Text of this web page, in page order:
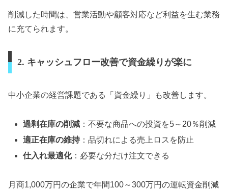
削減した時間は、営業活動や顧客対応など利益を生む業務
に充てられます。
2. キャッシュフロー改善で資金繰りが楽に
中小企業の経営課題である「資金繰り」も改善します。
過剰在庫の削減 ：不要な商品への投資を5～20％削減
適正在庫の維持：品切れによる売上ロスを防止
仕入れ最適化：必要な分だけ注文できる
月商1,000万円の企業で年間100～300万円の運転資金削減